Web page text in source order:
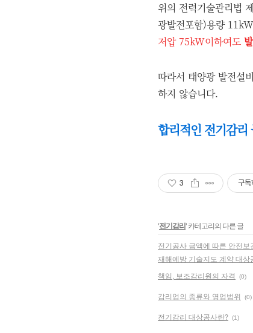
위의 전력기술관리법
광발전포함)용량
저압 75kW이하여도
따라서 태양광 발전설
하지 않습니다.
합리적인 전기감리
3 구독
'전기감리' 카테고리의 다른 글
전기공사 금액에 따른 안전
재해예방 기술지도 계약 대상
책임, 보조감리원의 자격 (0)
감리업의 종류와 영업범위 (0)
전기감리 대상공사란? (1)